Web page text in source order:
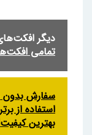
دیگر
تمامی
سفارش بدون
استفاده از
بهترین